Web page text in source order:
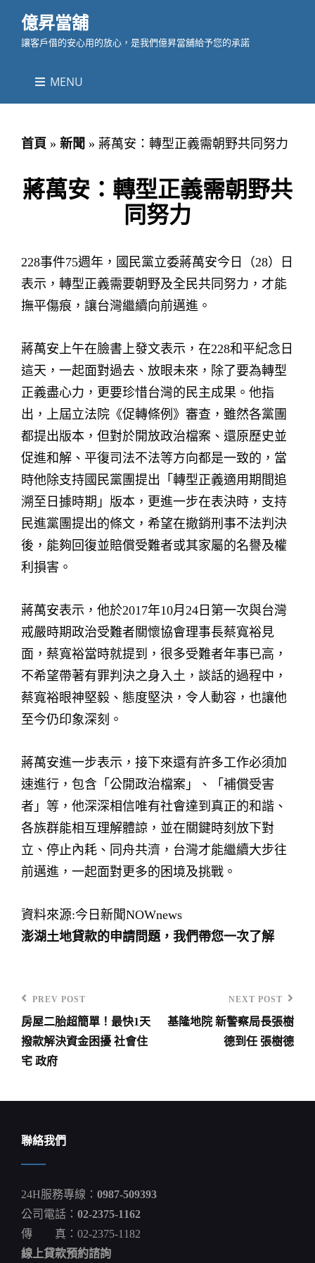
億昇當舖
讓客戶借的安心用的放心，是我們億昇當舖給予您的承諾
MENU
首頁 » 新聞 » 蔣萬安：轉型正義需朝野共同努力
蔣萬安：轉型正義需朝野共
同努力
228事件75週年，國民黨立委蔣萬安今日（28）日
表示，轉型正義需要朝野及全民共同努力，才能
撫平傷痕，讓台灣繼續向前邁進。
蔣萬安上午在臉書上發文表示，在228和平紀念日
這天，一起面對過去、放眼未來，除了要為轉型
正義盡心力，更要珍惜台灣的民主成果。他指
出，上屆立法院《促轉條例》審查，雖然各黨團
都提出版本，但對於開放政治檔案、還原歷史並
促進和解、平復司法不法等方向都是一致的，當
時他除支持國民黨團提出「轉型正義適用期間追
溯至日據時期」版本，更進一步在表決時，支持
民進黨團提出的條文，希望在撤銷刑事不法判決
後，能夠回復並賠償受難者或其家屬的名譽及權
利損害。
蔣萬安表示，他於2017年10月24日第一次與台灣
戒嚴時期政治受難者關懷協會理事長蔡寬裕見
面，蔡寬裕當時就提到，很多受難者年事已高，
不希望帶著有罪判決之身入土，談話的過程中，
蔡寬裕眼神堅毅、態度堅決，令人動容，也讓他
至今仍印象深刻。
蔣萬安進一步表示，接下來還有許多工作必須加
速進行，包含「公開政治檔案」、「補償受害
者」等，他深深相信唯有社會達到真正的和諧、
各族群能相互理解體諒，並在關鍵時刻放下對
立、停止內耗、同舟共濟，台灣才能繼續大步往
前邁進，一起面對更多的困境及挑戰。
資料來源:今日新聞NOWnews
澎湖土地貸款的申請問題，我們帶您一次了解
文
章
覽
Previous
Post
PREV POST
房屋二胎超簡單！最快1天
撥款解決資金困擾 社會住
宅 政府
Post
NEXT POST
基隆地院 新警察局長張樹
德到任 張樹德
聯絡我們
24H服務專線： 0987-509393
公司電話： 02-2375-1162
傳 真：02-2375-1182
線上貸款預約諮詢